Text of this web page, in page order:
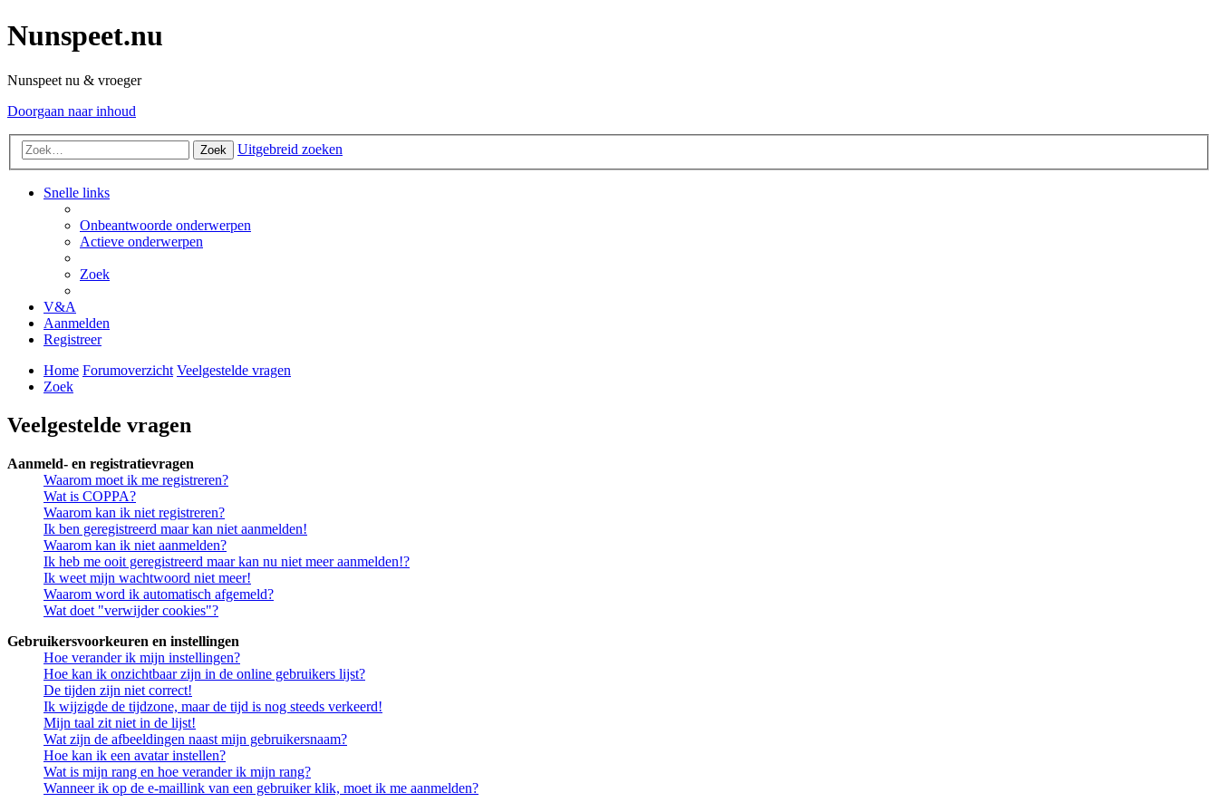
Nunspeet.nu
Nunspeet nu & vroeger
Doorgaan naar inhoud
Zoek Uitgebreid zoeken
Snelle links
Onbeantwoorde onderwerpen
Actieve onderwerpen
Zoek
V&A
Aanmelden
Registreer
Home Forumoverzicht Veelgestelde vragen
Zoek
Veelgestelde vragen
Aanmeld- en registratievragen
Waarom moet ik me registreren?
Wat is COPPA?
Waarom kan ik niet registreren?
Ik ben geregistreerd maar kan niet aanmelden!
Waarom kan ik niet aanmelden?
Ik heb me ooit geregistreerd maar kan nu niet meer aanmelden!?
Ik weet mijn wachtwoord niet meer!
Waarom word ik automatisch afgemeld?
Wat doet "verwijder cookies"?
Gebruikersvoorkeuren en instellingen
Hoe verander ik mijn instellingen?
Hoe kan ik onzichtbaar zijn in de online gebruikers lijst?
De tijden zijn niet correct!
Ik wijzigde de tijdzone, maar de tijd is nog steeds verkeerd!
Mijn taal zit niet in de lijst!
Wat zijn de afbeeldingen naast mijn gebruikersnaam?
Hoe kan ik een avatar instellen?
Wat is mijn rang en hoe verander ik mijn rang?
Wanneer ik op de e-maillink van een gebruiker klik, moet ik me aanmelden?